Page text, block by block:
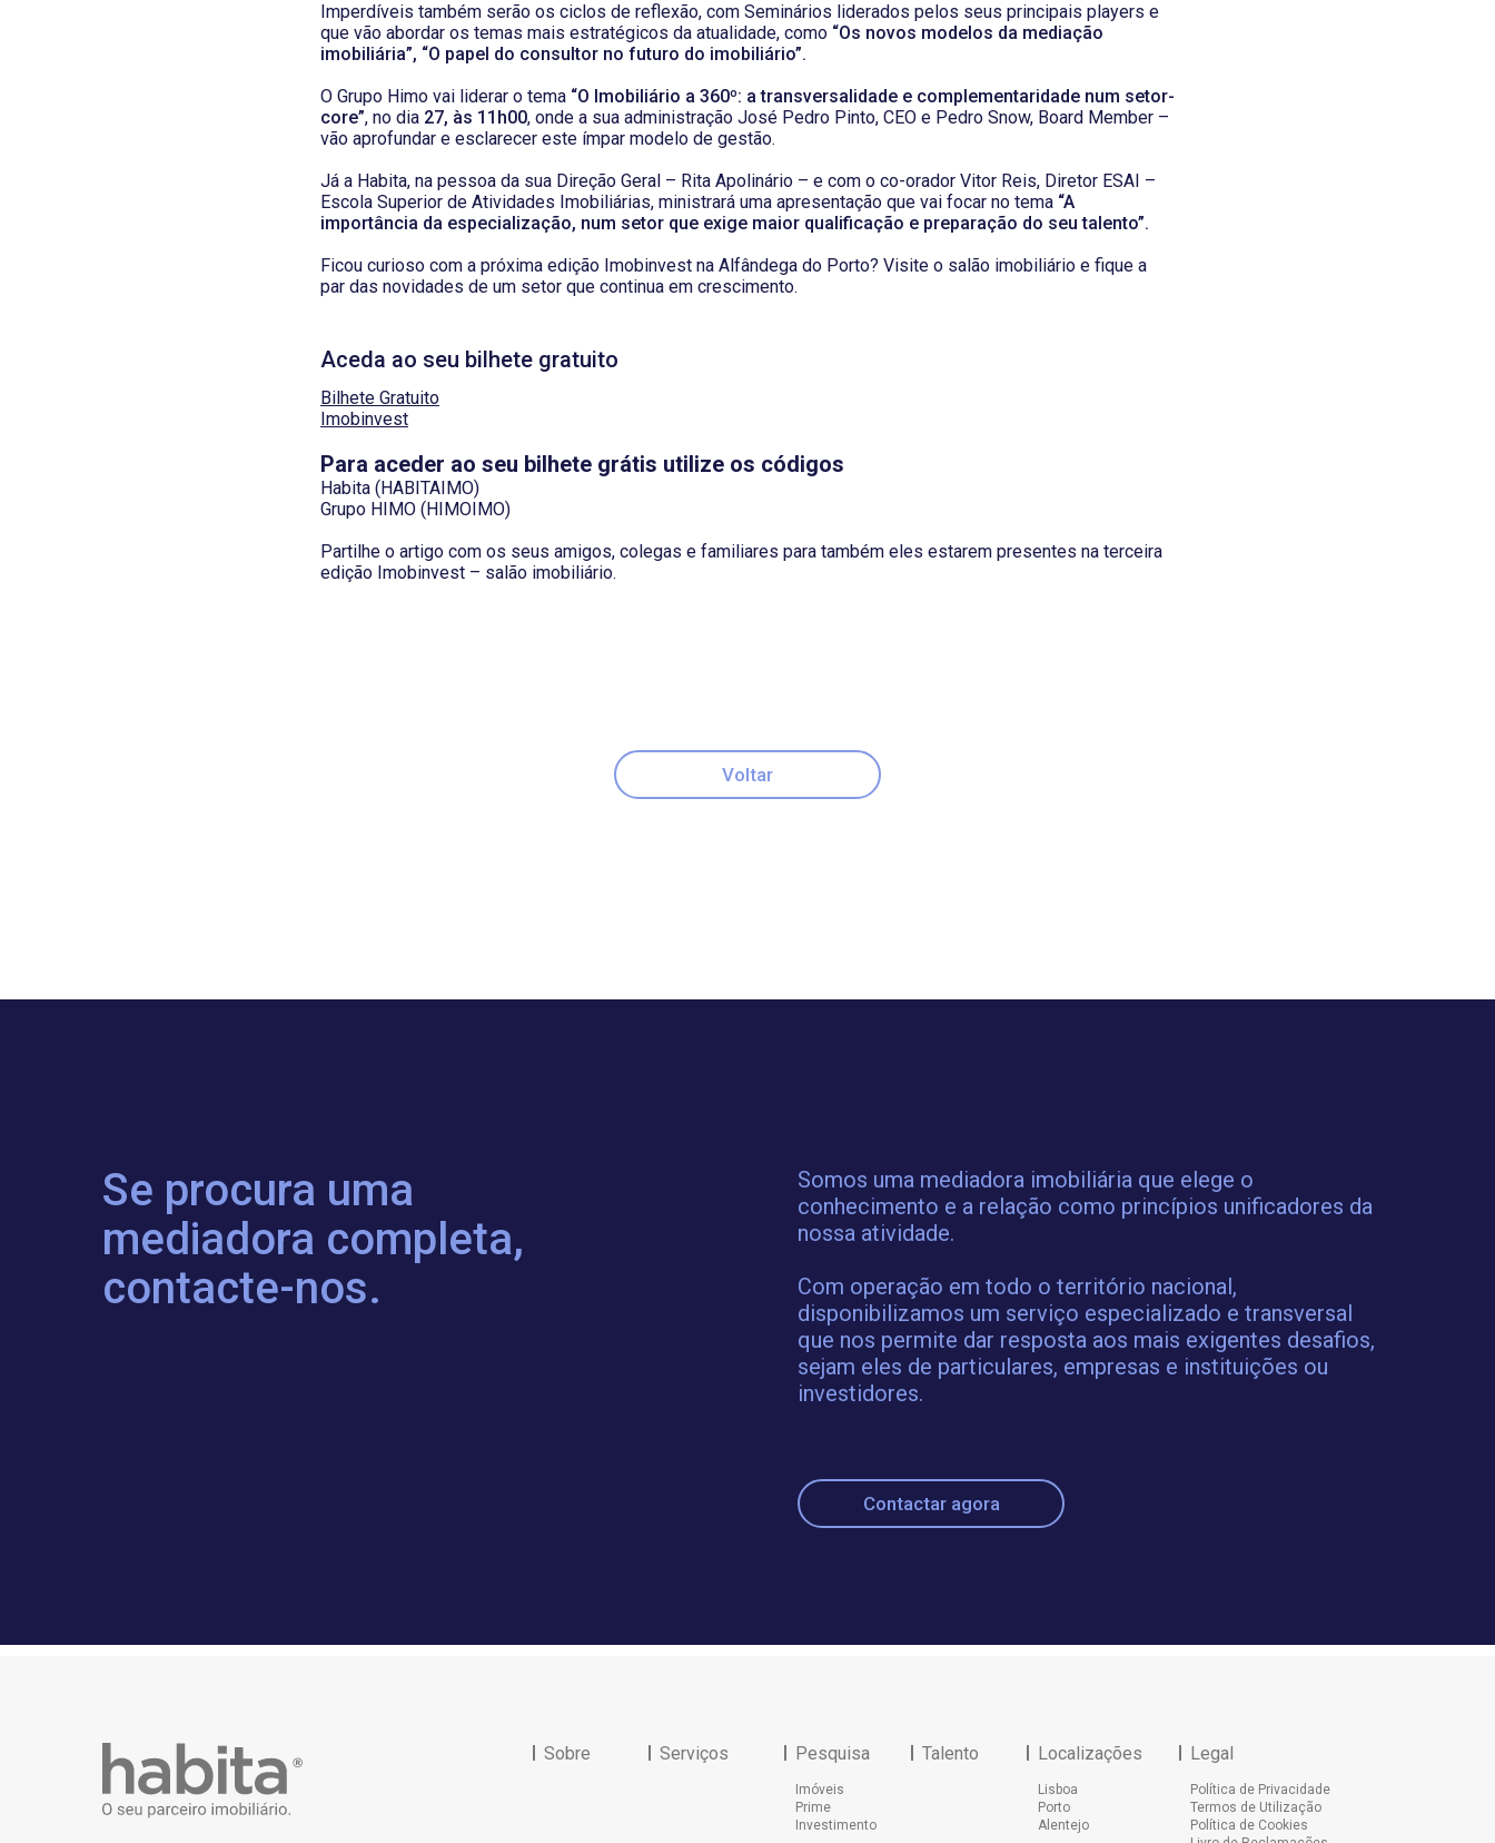
Imperdíveis também serão os ciclos de reflexão, com Seminários liderados pelos seus principais players e
que vão abordar os temas mais estratégicos da atualidade, como “Os novos modelos da mediação
imobiliária”, “O papel do consultor no futuro do imobiliário”.
O Grupo Himo vai liderar o tema “O Imobiliário a 360º: a transversalidade e complementaridade num setor-
core”, no dia 27, às 11h00, onde a sua administração José Pedro Pinto, CEO e Pedro Snow, Board Member –
vão aprofundar e esclarecer este ímpar modelo de gestão.
Já a Habita, na pessoa da sua Direção Geral – Rita Apolinário – e com o co-orador Vitor Reis, Diretor ESAI –
Escola Superior de Atividades Imobiliárias, ministrará uma apresentação que vai focar no tema “A
importância da especialização, num setor que exige maior qualificação e preparação do seu talento”.
Ficou curioso com a próxima edição Imobinvest na Alfândega do Porto? Visite o salão imobiliário e fique a
par das novidades de um setor que continua em crescimento.
Aceda ao seu bilhete gratuito
Bilhete Gratuito
Imobinvest
Para aceder ao seu bilhete grátis utilize os códigos
Habita (HABITAIMO)
Grupo HIMO (HIMOIMO)
Partilhe o artigo com os seus amigos, colegas e familiares para também eles estarem presentes na terceira
edição Imobinvest – salão imobiliário.
Voltar
Se procura uma
mediadora completa,
contacte-nos.
Somos uma mediadora imobiliária que elege o
conhecimento e a relação como princípios unificadores da
nossa atividade.
Com operação em todo o território nacional,
disponibilizamos um serviço especializado e transversal
que nos permite dar resposta aos mais exigentes desafios,
sejam eles de particulares, empresas e instituições ou
investidores.
Contactar agora
Sobre Serviços Pesquisa
Imóveis
Prime
Investimento
Talento Localizações
Lisboa
Porto
Alentejo
Legal
Política de Privacidade
Termos de Utilização
Política de Cookies